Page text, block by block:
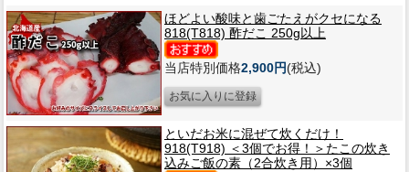
ほどよい酸味と歯ごたえがクセになる
818(T818) 酢だこ 250g以上
当店特別価格2,900円(税込)
といだお米に混ぜて炊くだけ！
918(T918) ＜3個でお得！＞たこの炊き
込みご飯の素（2合炊き用）×3個